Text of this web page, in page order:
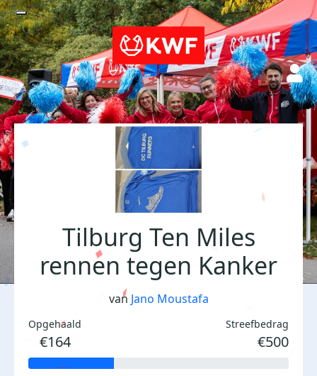
Tilburg Ten Miles
rennen tegen Kanker
van Jano Moustafa
Opgehaald
€164
Streefbedrag
€500